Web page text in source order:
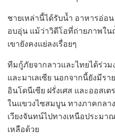
ชายเหล่านี้ได้รับน้ำ อาหารอ่อ
อบอุ่น แม้ว่าวิดีโอที่ถ่ายภาพใน
เขายังคงแย่ลงเรื่อยๆ
ทีมกู้ภัยจากลาวและไทยได้ร่ว
และมาเลเซีย นอกจากนี้ยังมีร
อินโดนีเซีย ฝรั่งเศส และออสเต
ในแขวงไซสมบูน ทางภาคกลา
เวียงจันทน์ไปทางเหนือประมา
เหลือด้วย